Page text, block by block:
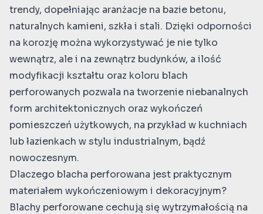
trendy, dopełniając aranżacje na bazie betonu,
naturalnych kamieni, szkła i stali. Dzięki odporności
na korozję można wykorzystywać je nie tylko
wewnątrz, ale i na zewnątrz budynków, a ilość
modyfikacji kształtu oraz koloru blach
perforowanych pozwala na tworzenie niebanalnych
form architektonicznych oraz wykończeń
pomieszczeń użytkowych, na przykład w kuchniach
lub łazienkach w stylu industrialnym, bądź
nowoczesnym.
Dlaczego blacha perforowana jest praktycznym
materiałem wykończeniowym i dekoracyjnym?
Blachy perforowane cechują się wytrzymałością na